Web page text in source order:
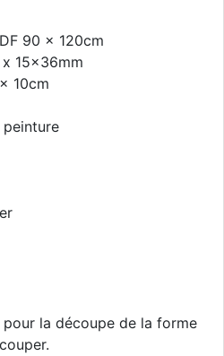
90 x 120cm
15x36mm
10cm
pour la découpe de la forme